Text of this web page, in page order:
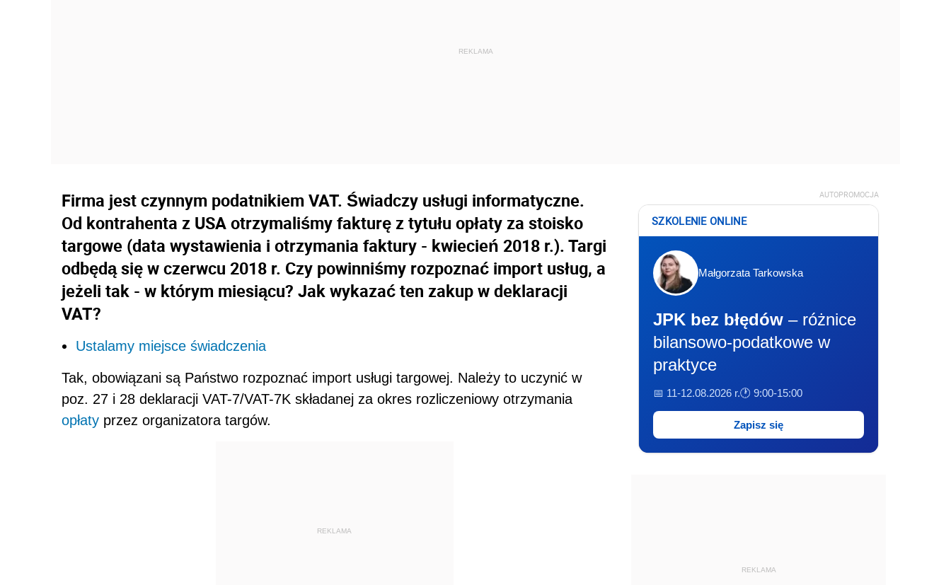
Firma jest czynnym podatnikiem VAT. Świadczy usługi informatyczne.
Od kontrahenta z USA otrzymaliśmy fakturę z tytułu opłaty za stoisko
targowe (data wystawienia i otrzymania faktury - kwiecień 2018 r.). Targi
odbędą się w czerwcu 2018 r. Czy powinniśmy rozpoznać import usług, a
jeżeli tak - w którym miesiącu? Jak wykazać ten zakup w deklaracji
VAT?
Ustalamy miejsce świadczenia
Tak, obowiązani są Państwo rozpoznać import usługi targowej. Należy to uczynić w
poz. 27 i 28 deklaracji VAT-7/VAT-7K składanej za okres rozliczeniowy otrzymania
opłaty przez organizatora targów.
REKLAMA
AUTOPROMOCJA
SZKOLENIE ONLINE
Małgorzata Tarkowska
JPK bez błędów – różnice
bilansowo-podatkowe w
praktyce
📅 11-12.08.2026 r.🕐 9:00-15:00
Zapisz się
REKLAMA